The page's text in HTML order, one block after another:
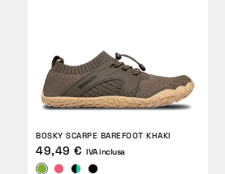
BOSKY SCARPE BAREFOOT KHAKI
49,49 € IVA inclusa